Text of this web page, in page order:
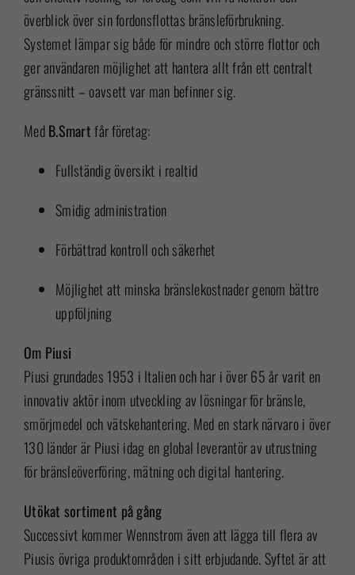
överblick över sin fordonsflottas bränsleförbrukning.
Systemet lämpar sig både för mindre och större flottor och
ger användaren möjlighet att hantera allt från ett centralt
gränssnitt – oavsett var man befinner sig.
MedB.Smartfår företag:
Fullständig översikt i realtid
Smidig administration
Förbättrad kontroll och säkerhet
Möjlighet att minska bränslekostnader genom bättre
uppföljning
Om Piusi
Piusi grundades 1953 i Italien och har i över 65 år varit en
innovativ aktör inom utveckling av lösningar för bränsle,
smörjmedel och vätskehantering. Med en stark närvaro i över
130 länder är Piusi idag en global leverantör av utrustning
för bränsleöverföring, mätning och digital hantering.
Utökat sortiment på gång
Successivt kommer Wennstrom även att lägga till flera av
Piusis övriga produktområden i sitt erbjudande. Syftet är att